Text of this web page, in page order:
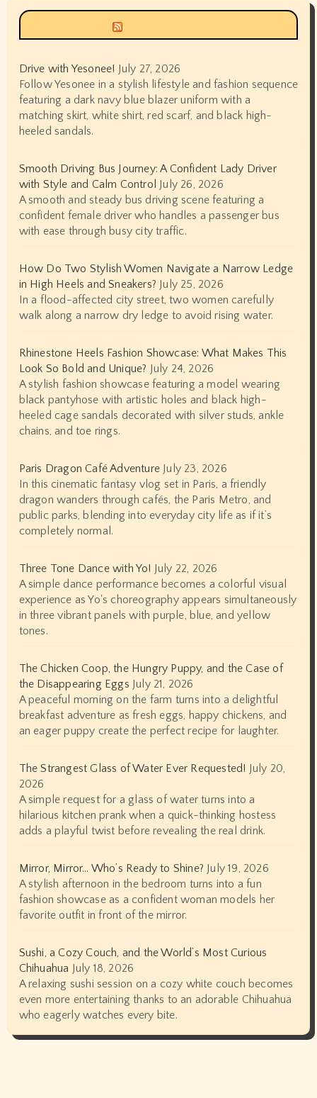
Drive with Yesonee! July 27, 2026
Follow Yesonee in a stylish lifestyle and fashion sequence
featuring a dark navy blue blazer uniform with a
matching skirt, white shirt, red scarf, and black high-
heeled sandals.
Smooth Driving Bus Journey: A Confident Lady Driver
with Style and Calm Control July 26, 2026
A smooth and steady bus driving scene featuring a
confident female driver who handles a passenger bus
with ease through busy city traffic.
How Do Two Stylish Women Navigate a Narrow Ledge
in High Heels and Sneakers? July 25, 2026
In a flood-affected city street, two women carefully
walk along a narrow dry ledge to avoid rising water.
Rhinestone Heels Fashion Showcase: What Makes This
Look So Bold and Unique? July 24, 2026
A stylish fashion showcase featuring a model wearing
black pantyhose with artistic holes and black high-
heeled cage sandals decorated with silver studs, ankle
chains, and toe rings.
Paris Dragon Café Adventure July 23, 2026
In this cinematic fantasy vlog set in Paris, a friendly
dragon wanders through cafés, the Paris Metro, and
public parks, blending into everyday city life as if it’s
completely normal.
Three Tone Dance with Yo! July 22, 2026
A simple dance performance becomes a colorful visual
experience as Yo's choreography appears simultaneously
in three vibrant panels with purple, blue, and yellow
tones.
The Chicken Coop, the Hungry Puppy, and the Case of
the Disappearing Eggs July 21, 2026
A peaceful morning on the farm turns into a delightful
breakfast adventure as fresh eggs, happy chickens, and
an eager puppy create the perfect recipe for laughter.
The Strangest Glass of Water Ever Requested! July 20,
2026
A simple request for a glass of water turns into a
hilarious kitchen prank when a quick-thinking hostess
adds a playful twist before revealing the real drink.
Mirror, Mirror… Who’s Ready to Shine? July 19, 2026
A stylish afternoon in the bedroom turns into a fun
fashion showcase as a confident woman models her
favorite outfit in front of the mirror.
Sushi, a Cozy Couch, and the World’s Most Curious
Chihuahua July 18, 2026
A relaxing sushi session on a cozy white couch becomes
even more entertaining thanks to an adorable Chihuahua
who eagerly watches every bite.